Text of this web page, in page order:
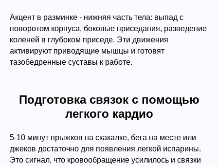
Акцент в разминке - нижняя часть тела: выпад с
поворотом корпуса, боковые приседания, разведение
коленей в глубоком приседе. Эти движения
активируют приводящие мышцы и готовят
тазобедренные суставы к работе.
Подготовка связок с помощью
легкого кардио
5-10 минут прыжков на скакалке, бега на месте или
джеков достаточно для появления легкой испарины.
Это сигнал, что кровообращение усилилось и связки